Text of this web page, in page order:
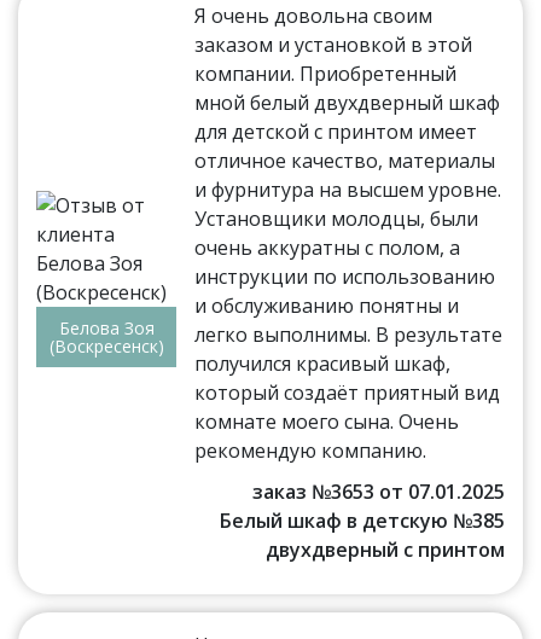
Белова Зоя
(Воскресенск)
Я очень довольна своим
заказом и установкой в этой
компании. Приобретенный
мной белый двухдверный шкаф
для детской с принтом имеет
отличное качество, материалы
и фурнитура на высшем уровне.
Установщики молодцы, были
очень аккуратны с полом, а
инструкции по использованию
и обслуживанию понятны и
легко выполнимы. В результате
получился красивый шкаф,
который создаёт приятный вид
комнате моего сына. Очень
рекомендую компанию.
заказ №3653 от 07.01.2025
Белый шкаф в детскую №385
двухдверный с принтом